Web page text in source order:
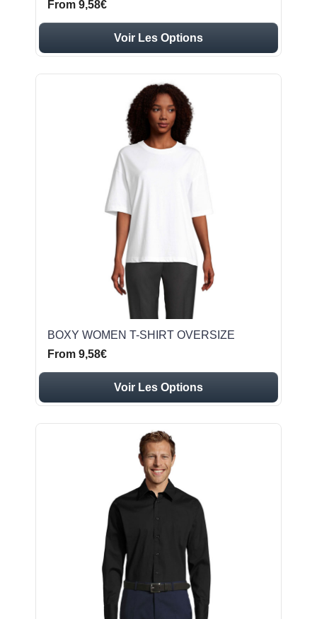
From 9,58€
Voir Les Options
BOXY WOMEN T-SHIRT OVERSIZE
From 9,58€
Voir Les Options